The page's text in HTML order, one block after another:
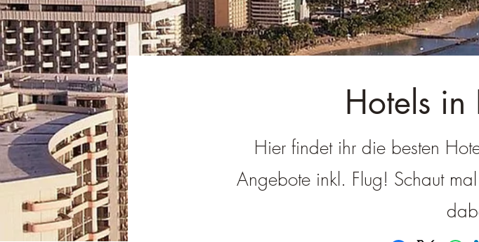
Hotels in
Hier findet ihr die besten
Angebote inkl. Flug! Schaut